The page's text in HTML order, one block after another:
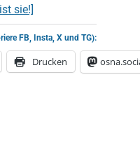
sie!]
FB, Insta, X und TG):
Drucken